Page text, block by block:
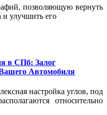
позволяющую вернуть
и улучшить его
в СПб: Залог
Автомобиля
настройка углов, под
относительно